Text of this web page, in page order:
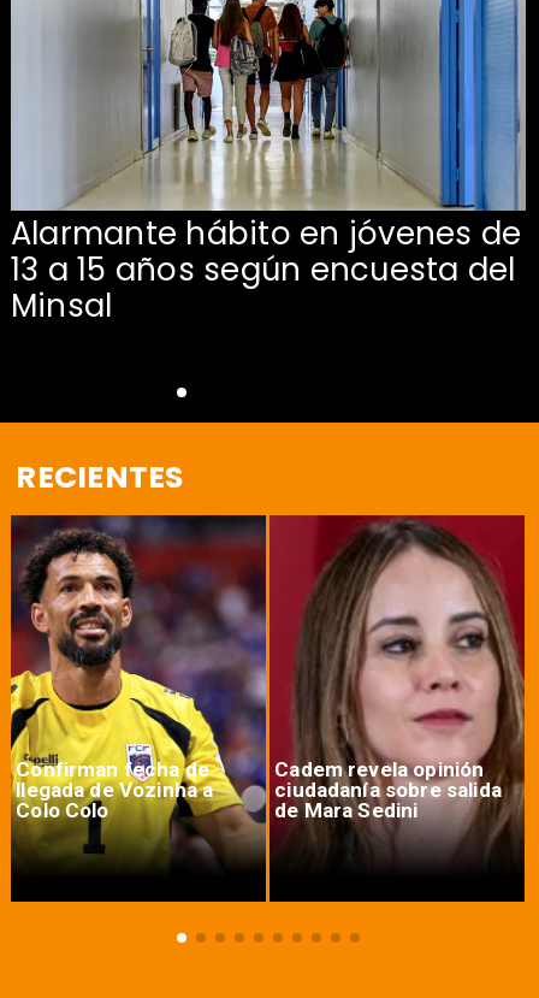
Alarmante hábito en jóvenes de
13 a 15 años según encuesta del
Minsal
RECIENTES
Confirman fecha de
llegada de Vozinha a
Colo Colo
Cadem revela opinión
ciudadanía sobre salida
de Mara Sedini